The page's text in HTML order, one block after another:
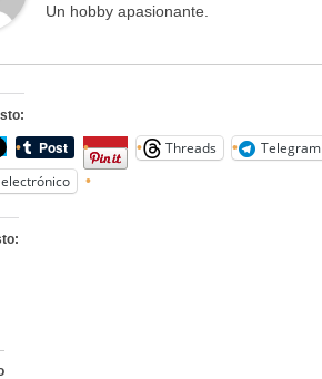
Un hobby apasionante.
Threads Telegram